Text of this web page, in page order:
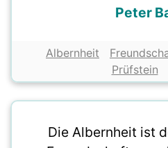
Peter
Albernheit
Prüfstein
Die Albernheit ist